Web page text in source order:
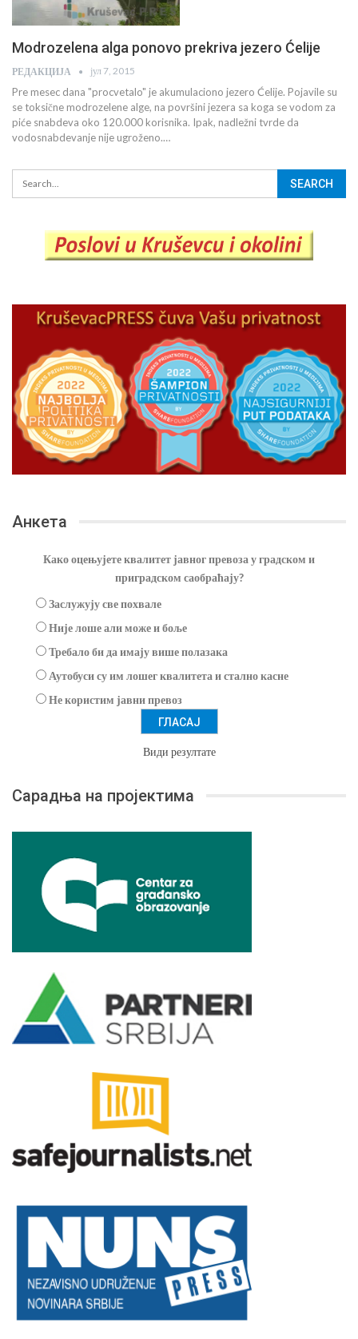
Modrozelena alga ponovo prekriva jezero Ćelije
РЕДАКЦИЈА јул 7, 2015
Pre mesec dana "procvetalo" je akumulaciono jezero Ćelije. Pojavile su
se toksične modrozelene alge, na površini jezera sa koga se vodom za
piće snabdeva oko 120.000 korisnika. Ipak, nadležni tvrde da
vodosnabdevanje nije ugroženo.…
Анкета
Како оцењујете квалитет јавног превоза у градском и
приградском саобраћају?
Заслужују све похвале
Није лоше али може и боље
Требало би да имају више полазака
Аутобуси су им лошег квалитета и стално касне
Не користим јавни превоз
Види резултате
Сарадња на пројектима